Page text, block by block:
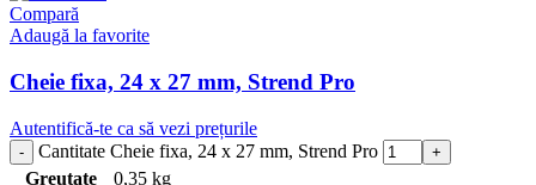
Compară
Adaugă la favorite
Cheie fixa, 24 x 27 mm, Strend Pro
Autentifică-te ca să vezi prețurile
Cantitate Cheie fixa, 24 x 27 mm, Strend Pro
Greutate
0,35 kg